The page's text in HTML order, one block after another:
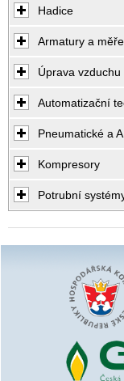
Hadice
Armatury a
Úprava vzduchu
Automatizační
Pneumatické a
Kompresory
Potrubní